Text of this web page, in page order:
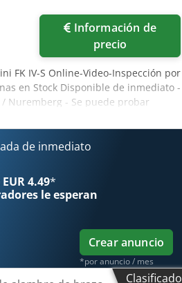
precio
FK IV-S Online-Video-Inspección por
en Stock Disponible de inmediato -
/ Nuremberg - Se puede probar
de inmediato
4.49*
le esperan
Crear anuncio
*por anuncio / mes
Clasificado